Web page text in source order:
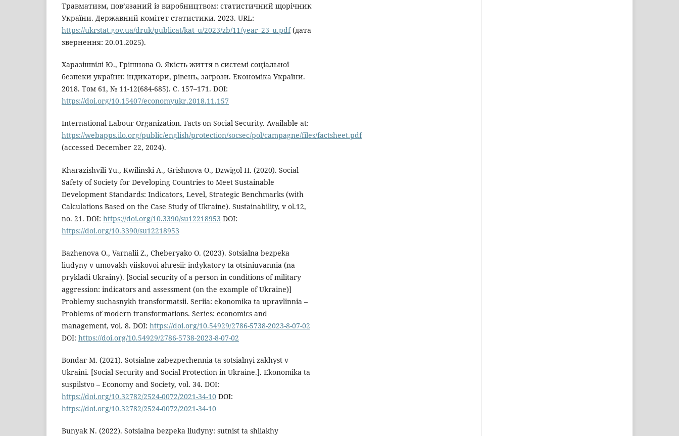
Травматизм, пов’язаний із виробництвом: статистичний щорічник
України. Державний комітет статистики. 2023. URL:
https://ukrstat.gov.ua/druk/publicat/kat_u/2023/zb/11/year_23_u.pdf(дата
звернення: 20.01.2025).
Харазішвілі Ю., Грішнова О. Якість життя в системі соціальної
безпеки україни: індикатори, рівень, загрози. Економіка України.
2018. Том 61, № 11-12(684-685). С. 157–171. DOI:
https://doi.org/10.15407/economyukr.2018.11.157
International Labour Organization. Facts on Social Security. Available at:
https://webapps.ilo.org/public/english/protection/socsec/pol/campagne/files/factsheet.pdf
(accessed December 22, 2024).
Kharazishvili Yu., Kwilinski A., Grishnova O., Dzwigol H. (2020). Social
Safety of Society for Developing Countries to Meet Sustainable
Development Standards: Indicators, Level, Strategic Benchmarks (with
Calculations Based on the Case Study of Ukraine). Sustainability, v ol.12,
no. 21. DOI: https://doi.org/10.3390/su12218953 DOI:
https://doi.org/10.3390/su12218953
Bazhenova O., Varnalii Z., Cheberyako O. (2023). Sotsialna bezpeka
liudyny v umovakh viiskovoi ahresii: indykatory ta otsiniuvannia (na
prykladi Ukrainy). [Social security of a person in conditions of military
aggression: indicators and assessment (on the example of Ukraine)]
Problemy suchasnykh transformatsii. Seriia: ekonomika ta upravlinnia –
Problems of modern transformations. Series: economics and
management, vol. 8. DOI: https://doi.org/10.54929/2786-5738-2023-8-07-02
DOI: https://doi.org/10.54929/2786-5738-2023-8-07-02
Bondar M. (2021). Sotsialne zabezpechennia ta sotsialnyi zakhyst v
Ukraini. [Social Security and Social Protection in Ukraine.]. Ekonomika ta
suspilstvo – Economy and Society, vol. 34. DOI:
https://doi.org/10.32782/2524-0072/2021-34-10 DOI:
https://doi.org/10.32782/2524-0072/2021-34-10
Bunyak N. (2022). Sotsialna bezpeka liudyny: sutnist ta shliakhy